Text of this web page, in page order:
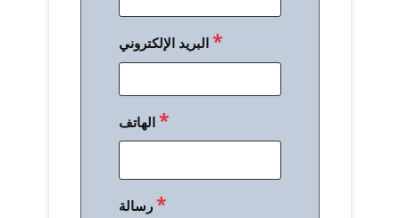
البريد الإلكتروني*
الهاتف*
رسالة*